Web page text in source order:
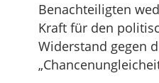
Benachteiligten
Kraft für den
Widerstand gegen